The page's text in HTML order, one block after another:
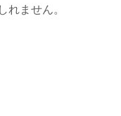
れません。